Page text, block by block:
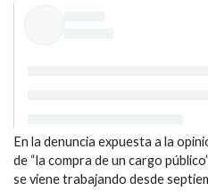
En la denuncia expuesta a la
de “la compra de un cargo
se viene trabajando desde